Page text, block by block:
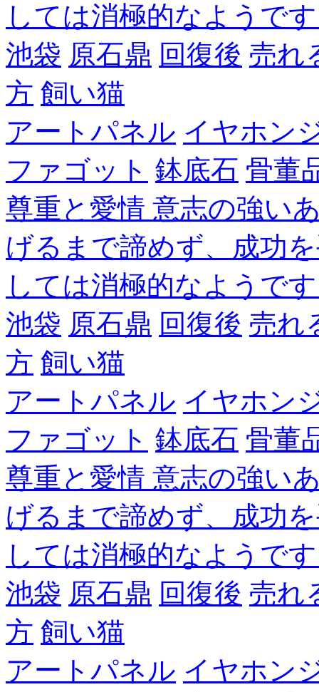
しては消極的なようで
池袋 原石鼎 回復後 売れ
方 飼い猫
アートパネル イヤホン
ファゴット 鉢底石 骨董
尊重と愛情 意志の強い
げるまで諦めず、成功
しては消極的なようで
池袋 原石鼎 回復後 売れ
方 飼い猫
アートパネル イヤホン
ファゴット 鉢底石 骨董
尊重と愛情 意志の強い
げるまで諦めず、成功
しては消極的なようで
池袋 原石鼎 回復後 売れ
方 飼い猫
アートパネル イヤホン